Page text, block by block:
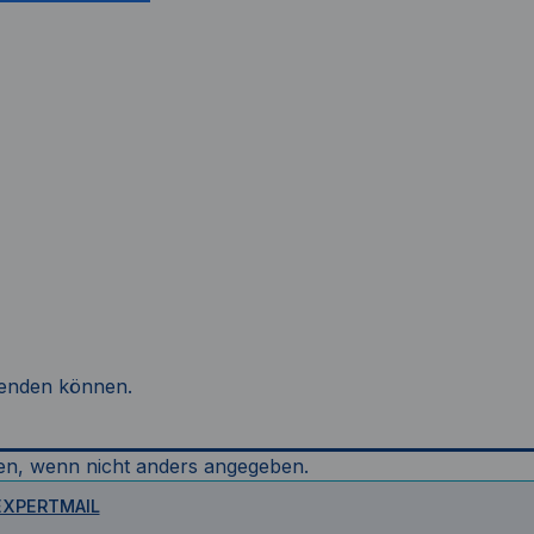
können.
wenn nicht anders angegeben.